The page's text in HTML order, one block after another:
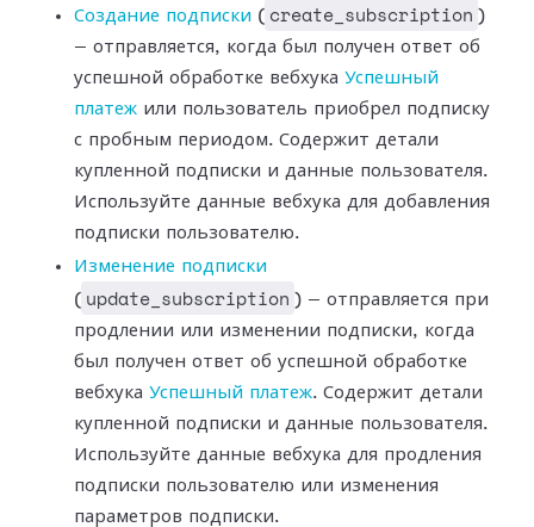
Создание подписки ( create_subscription )
— отправляется, когда был получен ответ об
успешной обработке вебхука Успешный
платеж или пользователь приобрел подписку
с пробным периодом. Содержит детали
купленной подписки и данные пользователя.
Используйте данные вебхука для добавления
подписки пользователю.
Изменение подписки
( update_subscription ) — отправляется при
продлении или изменении подписки, когда
был получен ответ об успешной обработке
вебхука Успешный платеж. Содержит детали
купленной подписки и данные пользователя.
Используйте данные вебхука для продления
подписки пользователю или изменения
параметров подписки.